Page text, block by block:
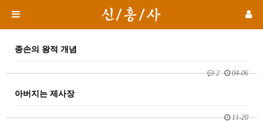
종손의 왕적 개념
2 04-06
아버지는 제사장
11-20